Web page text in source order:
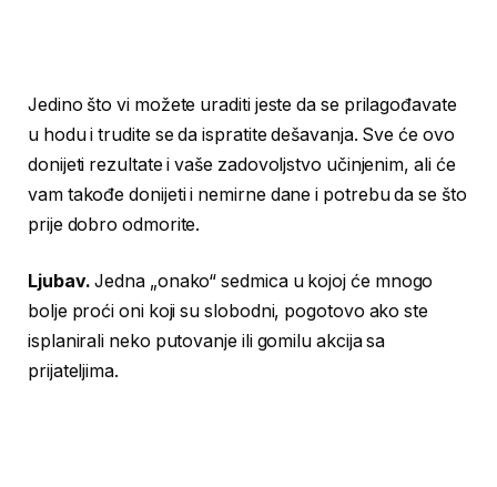
Jedino što vi možete uraditi jeste da se prilagođavate
u hodu i trudite se da ispratite dešavanja. Sve će ovo
donijeti rezultate i vaše zadovoljstvo učinjenim, ali će
vam takođe donijeti i nemirne dane i potrebu da se što
prije dobro odmorite.
Ljubav. Jedna „onako“ sedmica u kojoj će mnogo
bolje proći oni koji su slobodni, pogotovo ako ste
isplanirali neko putovanje ili gomilu akcija sa
prijateljima.